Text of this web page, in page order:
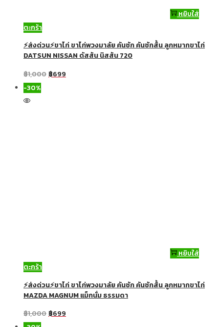
หยิบใส่
ตะกร้า
⚡ส่งด่วน⚡ขาไก่ ขาไก่พวงมาลัย คันชัก คันชักสั้น ลูกหมากขาไก่
DATSUN NISSAN ดัสสัน นิสสัน 720
฿1,000 ฿699
-30%
หยิบใส่
ตะกร้า
⚡ส่งด่วน⚡ขาไก่ ขาไก่พวงมาลัย คันชัก คันชักสั้น ลูกหมากขาไก่
MAZDA MAGNUM แม็กนั่ม ธรรมดา
฿1,000฿699